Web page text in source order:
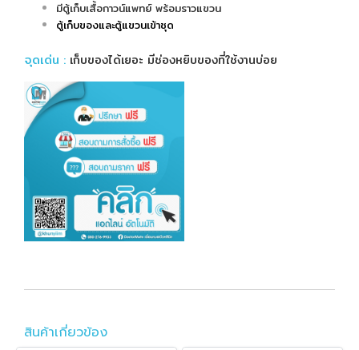
มีตู้เก็บเสื้อกาวน์แพทย์ พร้อมราวแขวน
ตู้เก็บของและตู้แขวนเข้าชุด
จุดเด่น : เก็บของได้เยอะ มีช่องหยิบของที่ใช้งานบ่อย
สินค้าเกี่ยวข้อง